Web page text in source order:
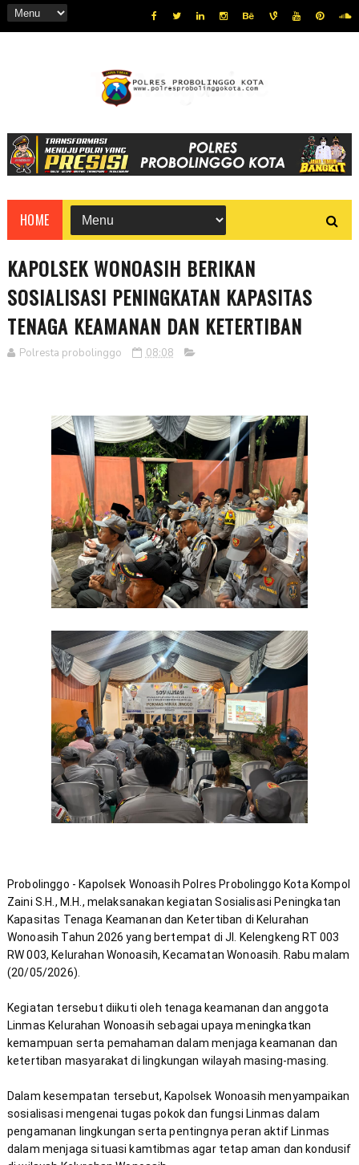
HOME
KAPOLSEK WONOASIH BERIKAN
SOSIALISASI PENINGKATAN KAPASITAS
TENAGA KEAMANAN DAN KETERTIBAN
Polresta probolinggo 08:08
Probolinggo - Kapolsek Wonoasih Polres Probolinggo Kota Kompol
Zaini S.H., M.H., melaksanakan kegiatan Sosialisasi Peningkatan
Kapasitas Tenaga Keamanan dan Ketertiban di Kelurahan
Wonoasih Tahun 2026 yang bertempat di Jl. Kelengkeng RT 003
RW 003, Kelurahan Wonoasih, Kecamatan Wonoasih. Rabu malam
Kegiatan tersebut diikuti oleh tenaga keamanan dan anggota
Linmas Kelurahan Wonoasih sebagai upaya meningkatkan
kemampuan serta pemahaman dalam menjaga keamanan dan
Dalam kesempatan tersebut, Kapolsek Wonoasih menyampaikan
sosialisasi mengenai tugas pokok dan fungsi Linmas dalam
pengamanan lingkungan serta pentingnya peran aktif Linmas
dalam menjaga situasi kamtibmas agar tetap aman dan kondusif